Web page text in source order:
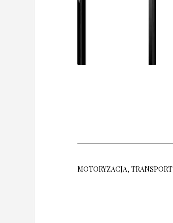
MOTORYZACJA, TRANSPORT